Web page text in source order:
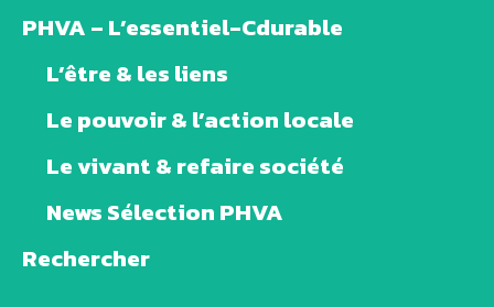
PHVA – L’essentiel-Cdurable
L’être & les liens
Le pouvoir & l’action locale
Le vivant & refaire société
News Sélection PHVA
Rechercher